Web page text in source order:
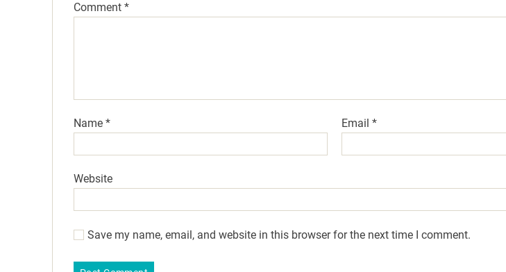
Comment *
Name * Email*
Website
Save my name, email, and website in this browser for the next time I comment.